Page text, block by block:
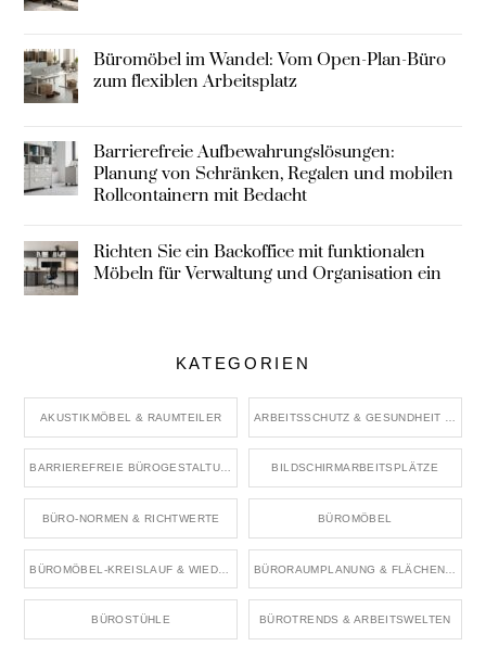
Büromöbel im Wandel: Vom Open-Plan-Büro
zum flexiblen Arbeitsplatz
Barrierefreie Aufbewahrungslösungen:
Planung von Schränken, Regalen und mobilen
Rollcontainern mit Bedacht
Richten Sie ein Backoffice mit funktionalen
Möbeln für Verwaltung und Organisation ein
KATEGORIEN
AKUSTIKMÖBEL & RAUMTEILER
BARRIEREFREIE BÜROGESTALTUNG BILDSCHIRMARBEITSPLÄTZE
BÜRO-NORMEN & RICHTWERTE BÜROMÖBEL
BÜROSTÜHLE BÜROTRENDS & ARBEITSWELTEN